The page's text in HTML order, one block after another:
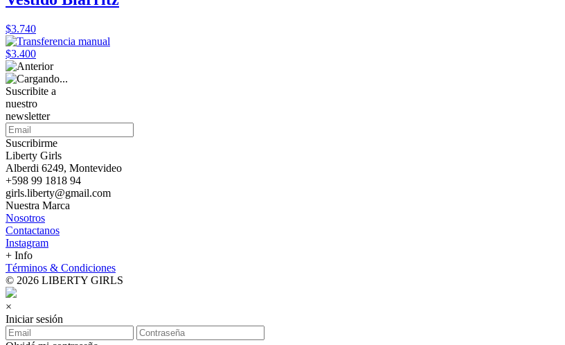
$3.740
$3.400
Suscribite a
nuestro
newsletter
Suscribirme
Liberty Girls
Alberdi 6249, Montevideo
+598 99 1818 94
girls.liberty@gmail.com
Nuestra Marca
Nosotros
Contactanos
Instagram
+ Info
Términos & Condiciones
© 2026 LIBERTY GIRLS
×
Iniciar sesión